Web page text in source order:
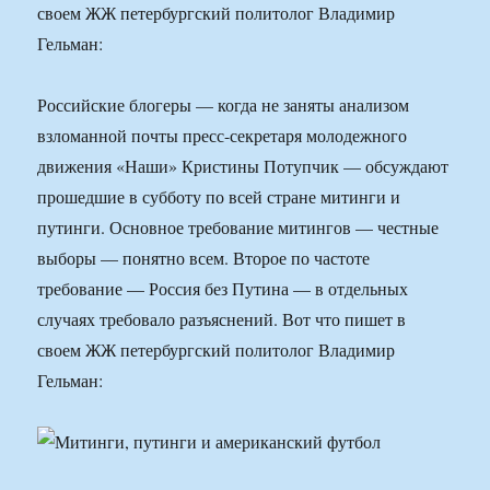
своем ЖЖ петербургский политолог Владимир
Гельман:
Российские блогеры — когда не заняты анализом
взломанной почты пресс-секретаря молодежного
движения «Наши» Кристины Потупчик — обсуждают
прошедшие в субботу по всей стране митинги и
путинги. Основное требование митингов — честные
выборы — понятно всем. Второе по частоте
требование — Россия без Путина — в отдельных
случаях требовало разъяснений. Вот что пишет в
своем ЖЖ петербургский политолог Владимир
Гельман: